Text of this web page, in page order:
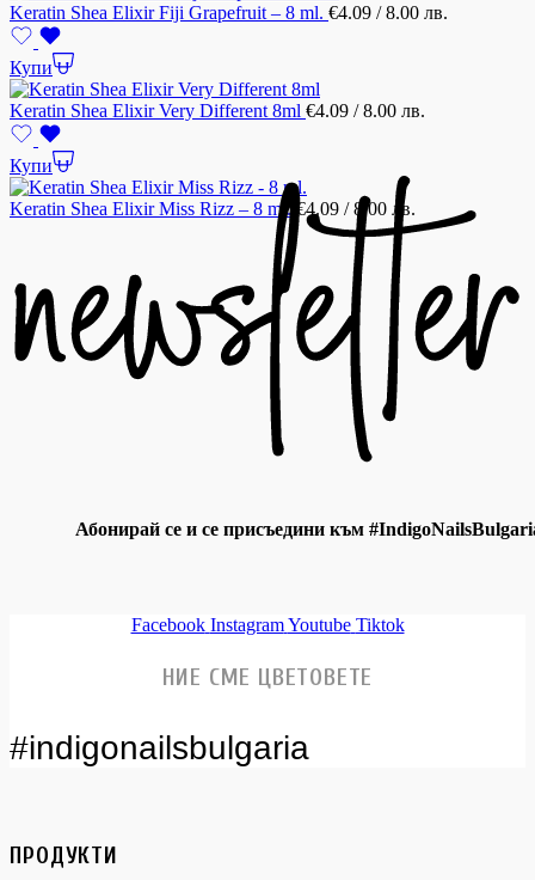
Keratin Shea Elixir Fiji Grapefruit – 8 ml. €4.09 / 8.00 лв.
Купи
Keratin Shea Elixir Very Different 8ml €4.09 / 8.00 лв.
Купи
Keratin Shea Elixir Miss Rizz – 8 ml. €4.09 / 8.00 лв.
Абонирай се и се присъедини към
Facebook Instagram Youtube Tiktok
НИЕ СМЕ ЦВЕТОВЕТЕ
#indigonailsbulgaria
ПРОДУКТИ